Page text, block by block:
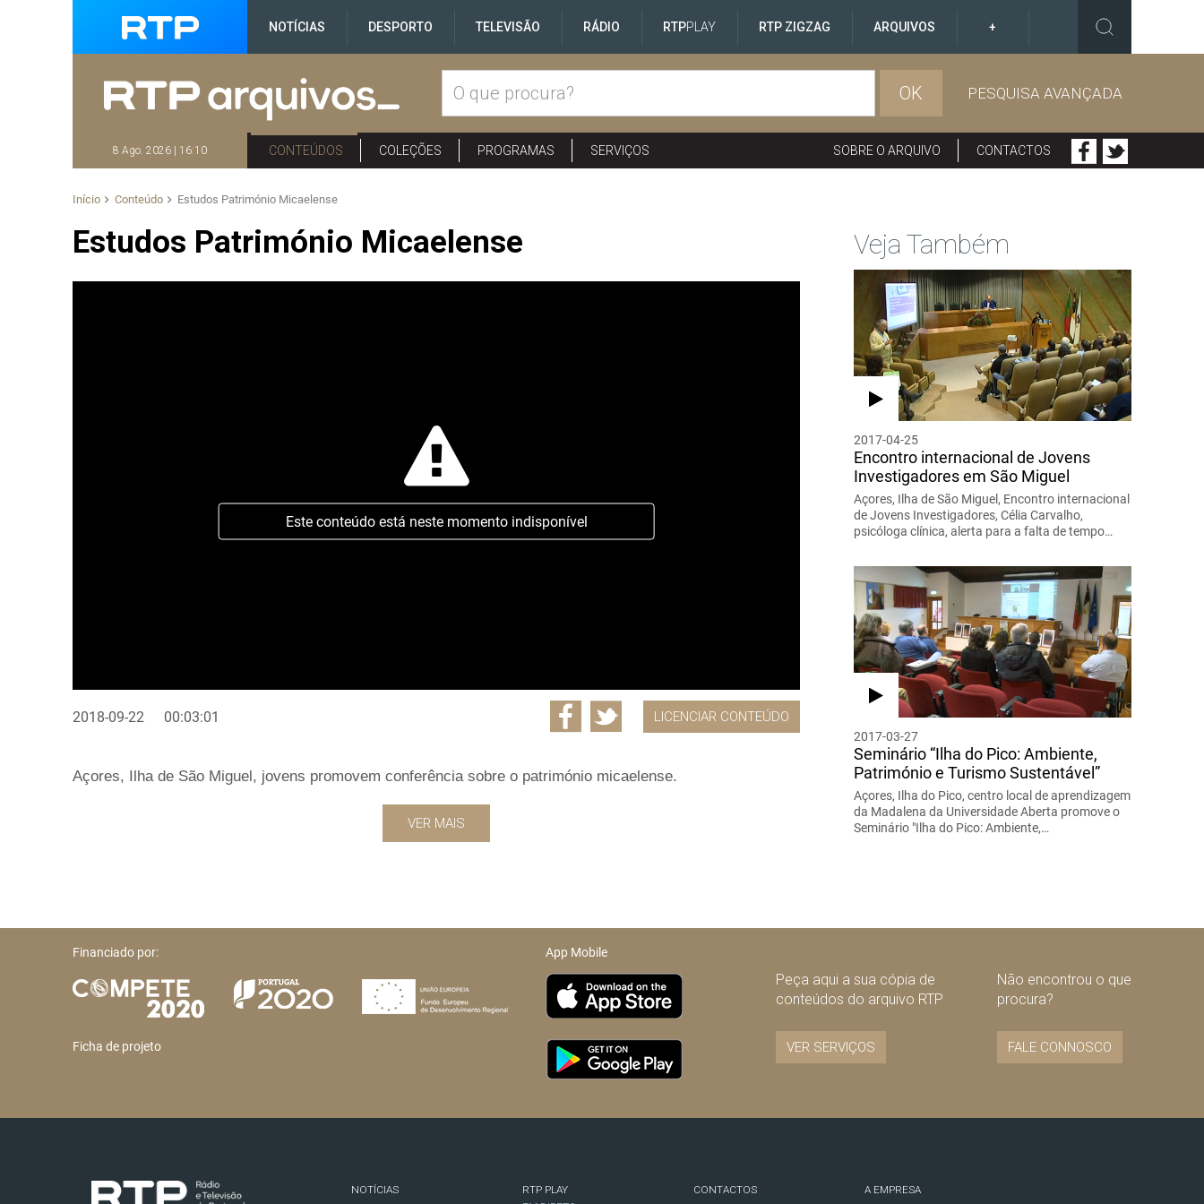
NOTÍCIAS DESPORTO TELEVISÃO RÁDIO RTPPLAY RTP ZIGZAG ARQUIVOS +
OK PESQUISA AVANÇADA
8 Ago. 2026 | 16:10 CONTEÚDOS COLEÇÕES PROGRAMAS SERVIÇOS SOBRE O ARQUIVO CONTACTOS
Início Conteúdo Estudos Património Micaelense
Estudos Património Micaelense
Este conteúdo está neste momento indisponível
2018-09-22 00:03:01 LICENCIAR CONTEÚDO
Açores, Ilha de São Miguel, jovens promovem conferência sobre o património micaelense.
VER MAIS
Veja Também
2017-04-25
Encontro internacional de Jovens
Investigadores em São Miguel
Açores, Ilha de São Miguel, Encontro internacional
de Jovens Investigadores, Célia Carvalho,
psicóloga clínica, alerta para a falta de tempo…
2017-03-27
Seminário “Ilha do Pico: Ambiente,
Património e Turismo Sustentável”
Açores, Ilha do Pico, centro local de aprendizagem
da Madalena da Universidade Aberta promove o
Seminário "Ilha do Pico: Ambiente,…
Financiado por:
Ficha de projeto
App Mobile
Peça aqui a sua cópia de
conteúdos do arquivo RTP
VER SERVIÇOS
Não encontrou o que
procura?
FALE CONNOSCO
NOTÍCIAS
RTP PLAY
CONTACTOS
A EMPRESA